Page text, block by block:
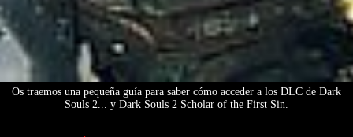
Os traemos una pequeña guía para saber cómo acceder a los DLC de Dark
Souls 2... y Dark Souls 2 Scholar of the First Sin.